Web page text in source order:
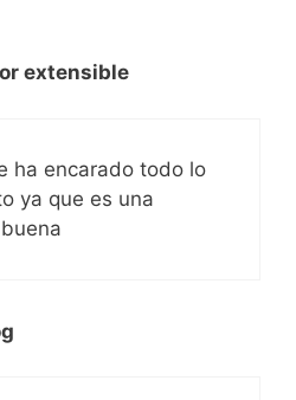
extensible
ha encarado todo lo
ya que es una